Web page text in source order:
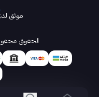
موثق
الحقوق محفوظة